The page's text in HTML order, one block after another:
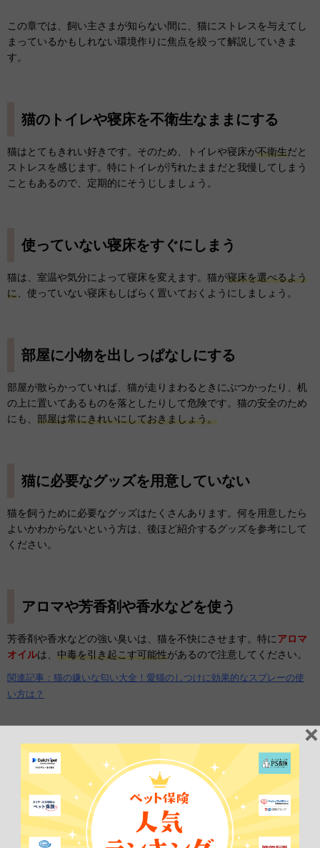
この章では、飼い主さまが知らない間に、猫にストレスを与えてし
まっているかもしれない環境作りに焦点を絞って解説していきま
す。
猫のトイレや寝床を不衛生なままにする
猫はとてもきれい好きです。そのため、トイレや寝床が不衛生だと
ストレスを感じます。特にトイレが汚れたままだと我慢してしまう
こともあるので、定期的にそうじしましょう。
使っていない寝床をすぐにしまう
猫は、室温や気分によって寝床を変えます。猫が寝床を選べるよう
に 、使っていない寝床もしばらく置いておくようにしましょう。
部屋に小物を出しっぱなしにする
部屋が散らかっていれば、猫が走りまわるときにぶつかったり、机
の上に置いてあるものを落としたりして危険です。猫の安全のため
にも、 部屋は常にきれいにしておきましょう。
猫に必要なグッズを用意していない
猫を飼うために必要なグッズはたくさんあります。何を用意したら
よいかわからないという方は、後ほど紹介するグッズを参考にして
ください。
アロマや芳香剤や香水などを使う
芳香剤や香水などの強い臭いは、猫を不快にさせます。特にアロマ
オイルは、 中毒を引き起こす可能性があるので注意してください。
関連記事：猫の嫌いな匂い大全！愛猫のしつけに効果的なスプレーの使
い方は？
人の手が届かない場所にも猫が行ける
人の手が届かない場所には、猫が行けないように工夫してくださ
い。緊急時に一緒に避難するのが難しくなってしまいます。万が一
に備えて、呼び戻しができるのも重要です。